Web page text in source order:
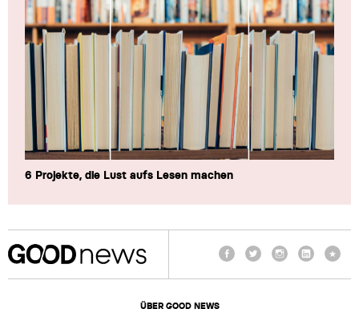
6 Projekte, die Lust aufs Lesen machen
ÜBER GOOD NEWS